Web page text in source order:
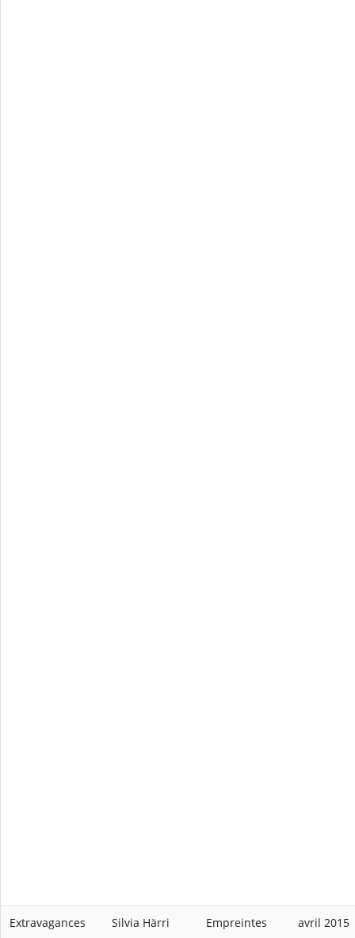
Extravagances Silvia Härri Empreintes avril 2015